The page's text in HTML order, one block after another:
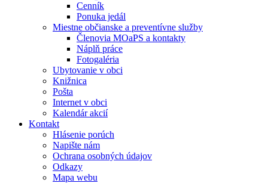
Cenník
Ponuka jedál
Miestne občianske a preventívne služby
Členovia MOaPS a kontakty
Náplň práce
Fotogaléria
Ubytovanie v obci
Knižnica
Pošta
Internet v obci
Kalendár akcií
Kontakt
Hlásenie porúch
Napište nám
Ochrana osobných údajov
Odkazy
Mapa webu